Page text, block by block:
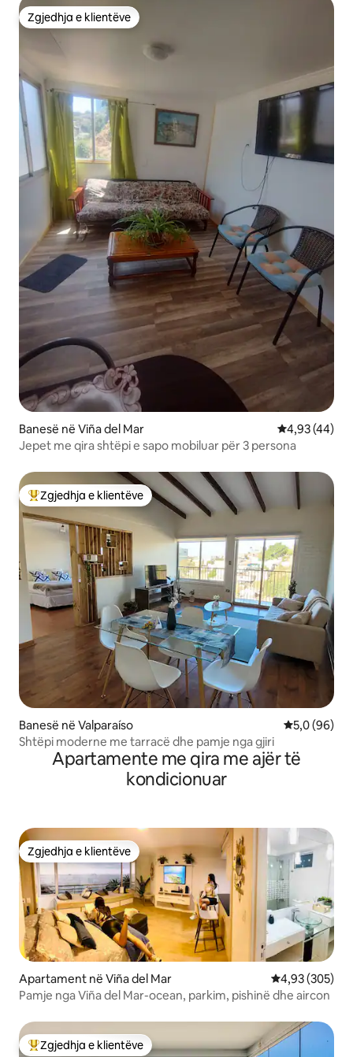
Zgjedhja e klientëve
Zgjedhja e klientëve
Banesë në Viña del Mar Vlerësimi
4,93 (44)
Jepet me qira shtëpi e sapo mobiluar për 3 persona
Më të mirat e zgjedhjeve të klientëve
Zgjedhja e klientëve
Banesë në Valparaíso Vlerësimi
5,0 (96)
Shtëpi moderne me tarracë dhe pamje nga gjiri
Apartamente me qira me ajër të
kondicionuar
Zgjedhja e klientëve
Zgjedhja e klientëve
Apartament në Viña del Mar Vlerësimi
4,93 (305)
Pamje nga Viña del Mar-ocean, parkim, pishinë dhe aircon
Më të mirat e zgjedhjeve të klientëve
Zgjedhja e klientëve